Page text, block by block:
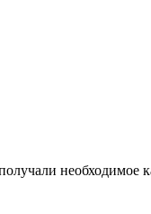
необходимое